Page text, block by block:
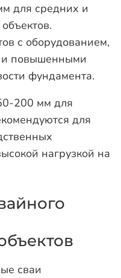
для средних и
с оборудованием,
и повышенными
фундамента.
200 мм для
для
нагрузкой на
сваи